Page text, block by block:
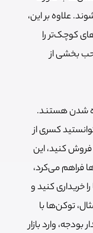
علاوه بر این،
کوچک‌تر را
بخشی از
شدن هستند.
کسری از
فروش کنید، این
فراهم می‌کرد،
خریداری کنید و
توکن‌ها با
وارد بازار